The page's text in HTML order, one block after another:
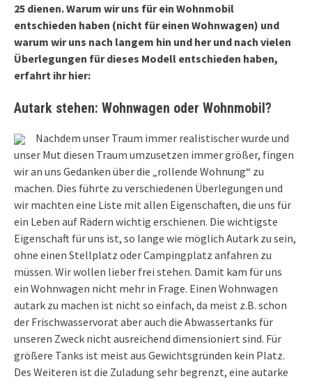
25 dienen. Warum wir uns für ein Wohnmobil
entschieden haben (nicht für einen Wohnwagen) und
warum wir uns nach langem hin und her und nach vielen
Überlegungen für dieses Modell entschieden haben,
erfahrt ihr hier:
Autark stehen: Wohnwagen oder Wohnmobil?
Nachdem unser Traum immer realistischer wurde und
unser Mut diesen Traum umzusetzen immer größer, fingen
wir an uns Gedanken über die „rollende Wohnung“ zu
machen. Dies führte zu verschiedenen Überlegungen und
wir machten eine Liste mit allen Eigenschaften, die uns für
ein Leben auf Rädern wichtig erschienen. Die wichtigste
Eigenschaft für uns ist, so lange wie möglich Autark zu sein,
ohne einen Stellplatz oder Campingplatz anfahren zu
müssen. Wir wollen lieber frei stehen. Damit kam für uns
ein Wohnwagen nicht mehr in Frage. Einen Wohnwagen
autark zu machen ist nicht so einfach, da meist z.B. schon
der Frischwasservorat aber auch die Abwassertanks für
unseren Zweck nicht ausreichend dimensioniert sind. Für
größere Tanks ist meist aus Gewichtsgründen kein Platz.
Des Weiteren ist die Zuladung sehr begrenzt, eine autarke